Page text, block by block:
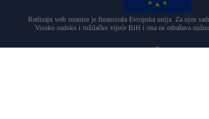
Redizajn web stranice je finansirala Evropska unija. Za njen
Visoko sudsko i tužilačko vijeće BiH i ona ne odražava